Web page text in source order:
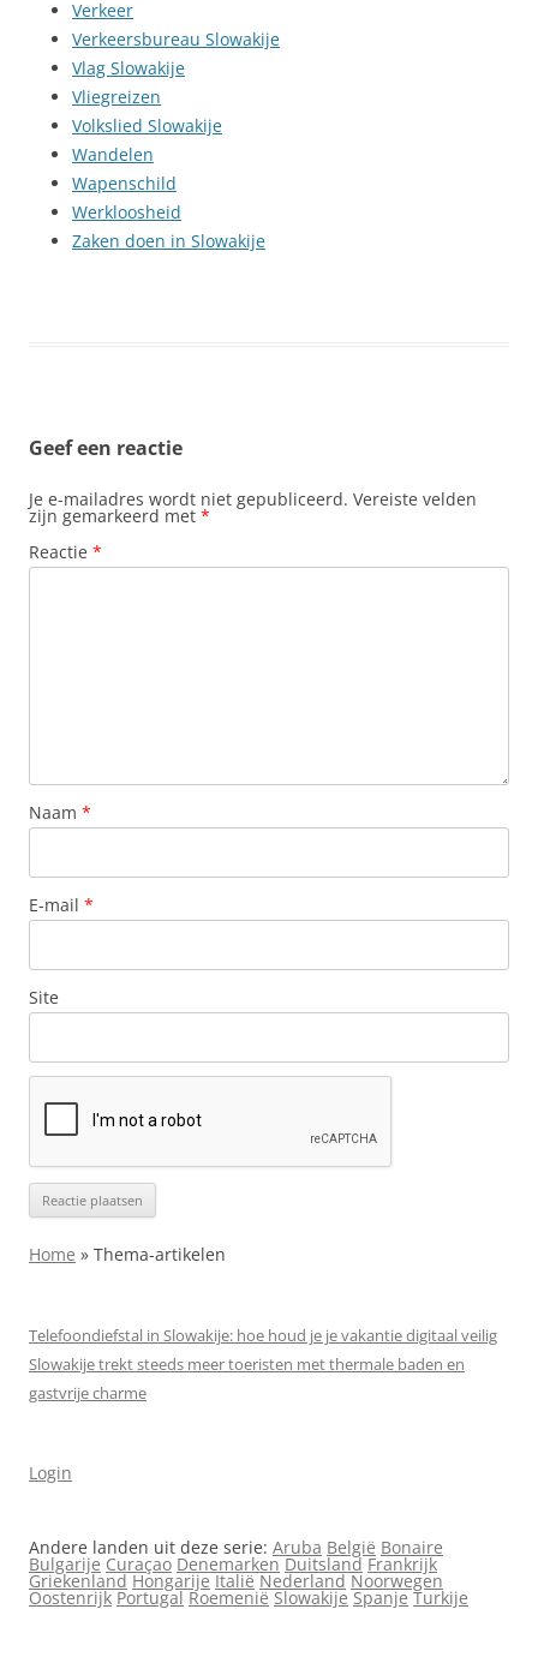
Verkeer
Verkeersbureau Slowakije
Vlag Slowakije
Vliegreizen
Volkslied Slowakije
Wandelen
Wapenschild
Werkloosheid
Zaken doen in Slowakije
Geef een reactie
Je e-mailadres wordt niet gepubliceerd. Vereiste velden
zijn gemarkeerd met *
Reactie *
Naam *
E-mail *
Site
Home » Thema-artikelen
Telefoondiefstal in Slowakije: hoe houd je je vakantie digitaal veilig
Slowakije trekt steeds meer toeristen met thermale baden en
gastvrije charme
Login
Andere landen uit deze serie: Aruba België Bonaire
Bulgarije Curaçao Denemarken Duitsland Frankrijk
Griekenland Hongarije Italië Nederland Noorwegen
Oostenrijk Portugal Roemenië Slowakije Spanje Turkije